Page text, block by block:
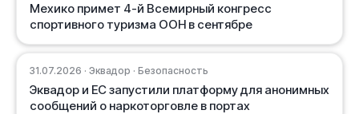
Мехико примет 4-й Всемирный конгресс
спортивного туризма ООН в сентябре
31.07.2026 · Эквадор · Безопасность
Эквадор и ЕС запустили платформу для анонимных
сообщений о наркоторговле в портах